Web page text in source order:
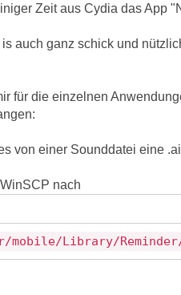
Zeit aus Cydia das App
auch ganz schick und
für die einzelnen
von einer Sounddatei eine
nach
Library/Reminder/